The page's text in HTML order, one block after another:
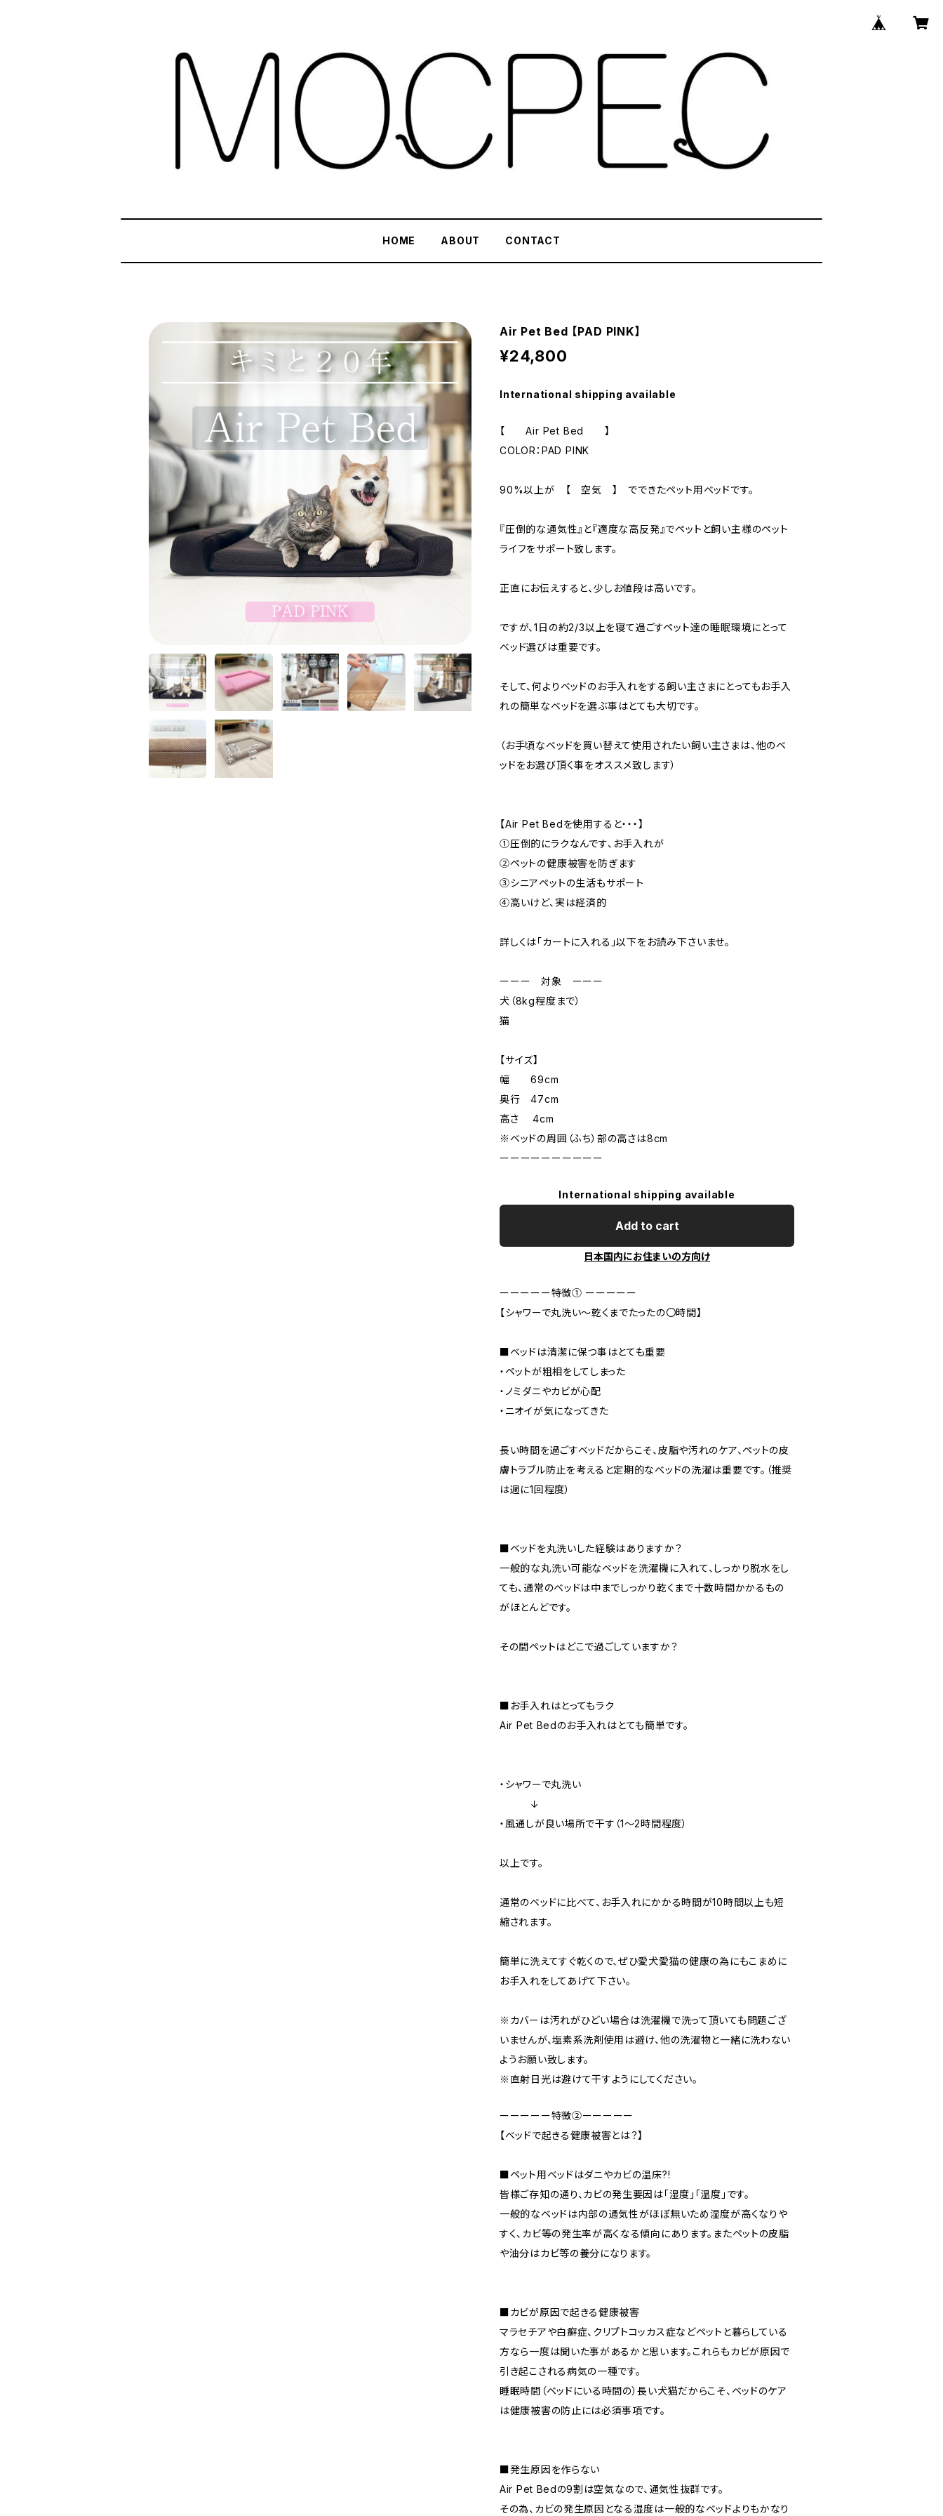
HOME ABOUT CONTACT
Air Pet Bed 【PAD PINK】
¥24,800
International shipping available
【 Air Pet Bed 】
COLOR：PAD PINK
90%以上が 【 空気 】 でできたペット用ベッドです。
『圧倒的な通気性』と『適度な高反発』でペットと飼い主様のペット
ライフをサポート致します。
正直にお伝えすると、少しお値段は高いです。
ですが、1日の約2/3以上を寝て過ごすペット達の睡眠環境にとって
ベッド選びは重要です。
そして、何よりベッドのお手入れをする飼い主さまにとってもお手入
れの簡単なベッドを選ぶ事はとても大切です。
（お手頃なベッドを買い替えて使用されたい飼い主さまは、他のベ
ッドをお選び頂く事をオススメ致します）
【Air Pet Bedを使用すると・・・】
①圧倒的にラクなんです、お手入れが
②ペットの健康被害を防ぎます
③シニアペットの生活もサポート
④高いけど、実は経済的
詳しくは「カートに入れる」以下をお読み下さいませ。
ーーー 対象 ーーー
犬（8kg程度まで）
猫
【サイズ】
幅 69cm
奥行 47cm
高さ 4cm
※ベッドの周囲（ふち）部の高さは8cm
ーーーーーーーーーー
International shipping available
Add to cart
日本国内にお住まいの方向け
ーーーーー特徴① ーーーーー
【シャワーで丸洗い〜乾くまでたったの〇時間】
■ベッドは清潔に保つ事はとても重要
・ペットが粗相をしてしまった
・ノミダニやカビが心配
・ニオイが気になってきた
長い時間を過ごすベッドだからこそ、皮脂や汚れのケア、ペットの皮
膚トラブル防止を考えると定期的なベッドの洗濯は重要です。（推奨
は週に1回程度）
■ベッドを丸洗いした経験はありますか？
一般的な丸洗い可能なベッドを洗濯機に入れて、しっかり脱水をし
ても、通常のベッドは中までしっかり乾くまで十数時間かかるもの
がほとんどです。
その間ペットはどこで過ごしていますか？
■お手入れはとってもラク
Air Pet Bedのお手入れはとても簡単です。
・シャワーで丸洗い
↓
・風通しが良い場所で干す（1〜2時間程度）
以上です。
通常のベッドに比べて、お手入れにかかる時間が10時間以上も短
縮されます。
簡単に洗えてすぐ乾くので、ぜひ愛犬愛猫の健康の為にもこまめに
お手入れをしてあげて下さい。
※カバーは汚れがひどい場合は洗濯機で洗って頂いても問題ござ
いませんが、塩素系洗剤使用は避け、他の洗濯物と一緒に洗わない
ようお願い致します。
※直射日光は避けて干すようにしてください。
ーーーーー特徴②ーーーーー
【ベッドで起きる健康被害とは？】
■ペット用ベッドはダニやカビの温床?!
皆様ご存知の通り、カビの発生要因は「湿度」「温度」です。
一般的なベッドは内部の通気性がほぼ無いため湿度が高くなりや
すく、カビ等の発生率が高くなる傾向にあります。またペットの皮脂
や油分はカビ等の養分になります。
■カビが原因で起きる健康被害
マラセチアや白癬症、クリプトコッカス症などペットと暮らしている
方なら一度は聞いた事があるかと思います。これらもカビが原因で
引き起こされる病気の一種です。
睡眠時間（ベッドにいる時間の）長い犬猫だからこそ、ベッドのケア
は健康被害の防止には必須事項です。
■発生原因を作らない
Air Pet Bedの9割は空気なので、通気性抜群です。
その為、カビの発生原因となる湿度は一般的なベッドよりもかなり